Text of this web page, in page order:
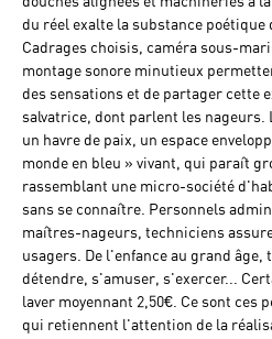
du réel exalte la substance
Cadrages choisis, caméra sous-
montage sonore minutieux
des sensations et de partager cette
salvatrice, dont parlent les nageurs.
un havre de paix, un espace
monde en bleu » vivant, qui paraît
rassemblant une micro-société
sans se connaître. Personnels
maîtres-nageurs, techniciens
usagers. De l'enfance au grand âge,
détendre, s'amuser, s'exercer...
laver moyennant 2,50€. Ce sont ces
qui retiennent l'attention de la